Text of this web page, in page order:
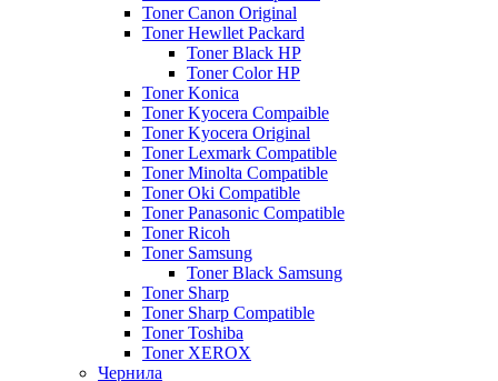
Toner Canon Original
Toner Hewllet Packard
Toner Black HP
Toner Color HP
Toner Konica
Toner Kyocera Compaible
Toner Kyocera Original
Toner Lexmark Compatible
Toner Minolta Compatible
Toner Oki Compatible
Toner Panasonic Compatible
Toner Ricoh
Toner Samsung
Toner Black Samsung
Toner Sharp
Toner Sharp Compatible
Toner Toshiba
Toner XEROX
Чернила